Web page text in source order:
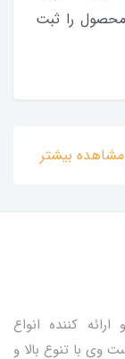
را ثبت
مشاهده بیشتر
و ارائه کننده انواع
وی با تنوع بالا و